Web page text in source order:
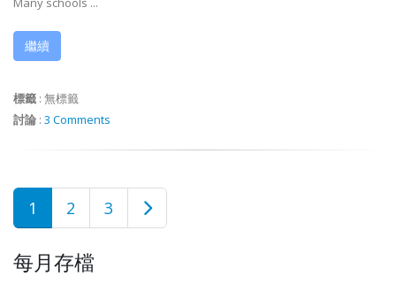
繼續
標籤 : 無標籤
討論 : 3 Comments
1 2 3
每月存檔